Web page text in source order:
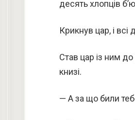
десять хлопців
Крикнув цар, і
Став цар із ним
книзі.
— А за що били